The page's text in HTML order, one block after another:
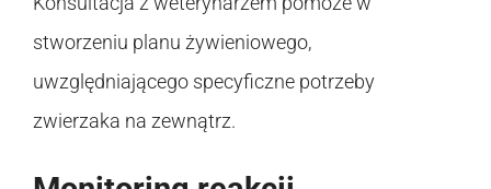
stworzeniu planu żywieniowego,
uwzględniającego specyficzne potrzeby
zwierzaka na zewnątrz.